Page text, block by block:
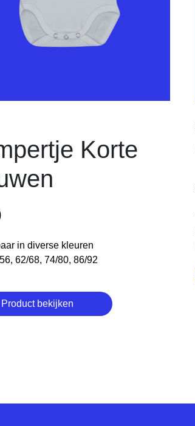
Korte
in diverse kleuren
62/68, 74/80, 86/92
Product bekijken